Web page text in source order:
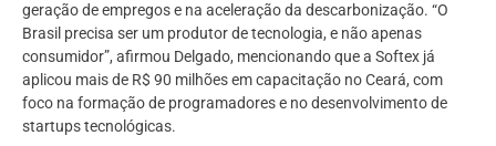
geração de empregos e na aceleração da descarbonização. “O
Brasil precisa ser um produtor de tecnologia, e não apenas
consumidor”, afirmou Delgado, mencionando que a Softex já
aplicou mais de R$ 90 milhões em capacitação no Ceará, com
foco na formação de programadores e no desenvolvimento de
startups tecnológicas.